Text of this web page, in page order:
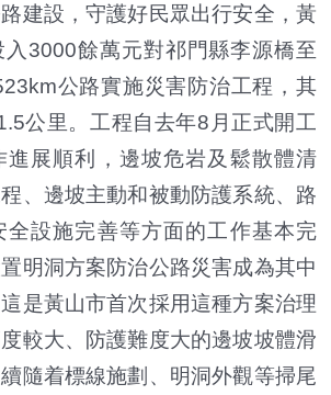
建設，守護好民眾出行安全，黃
3000餘萬元對祁門縣李源橋至
公路實施災害防治工程，其
公里。工程自去年8月正式開工
進展順利，邊坡危岩及鬆散體清
、邊坡主動和被動防護系統、路
全設施完善等方面的工作基本完
明洞方案防治公路災害成為其中
是黃山市首次採用這種方案治理
較大、防護難度大的邊坡坡體滑
隨着標線施劃、明洞外觀等掃尾